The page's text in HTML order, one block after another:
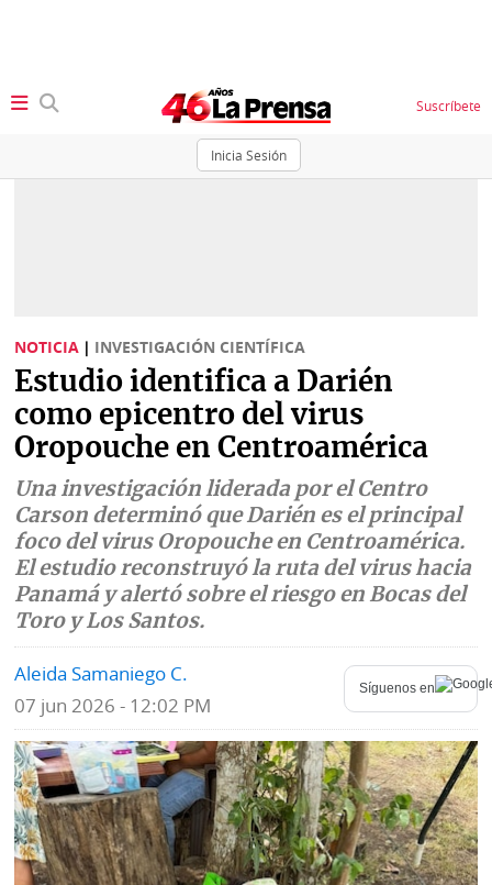
Inicia Sesión
Suscríbete
Sociedad
Judiciales
Política
Economía
Mundo
Deportes
Tecnología
Ponle
la
Firma
Status
K
Vivir+
Opinión
Blogs
Fotografías
Videos
Fe
de
erratas
Historias
SERVICIOS
NOTICIA | INVESTIGACIÓN CIENTÍFICA
Estudio identifica a Darién
como epicentro del virus
Oropouche en Centroamérica
Una investigación liderada por el Centro
Carson determinó que Darién es el principal
foco del virus Oropouche en Centroamérica.
El estudio reconstruyó la ruta del virus hacia
Panamá y alertó sobre el riesgo en Bocas del
Toro y Los Santos.
Aleida Samaniego C.
07 jun 2026 - 12:02 PM
Síguenos en